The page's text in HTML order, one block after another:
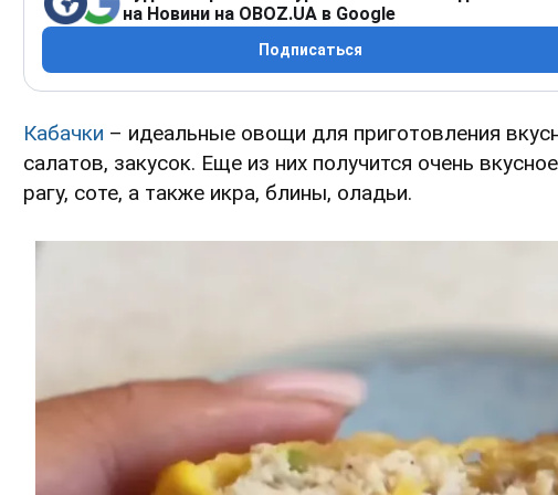
на Новини на OBOZ.UA в Google
Подписаться
Кабачки – идеальные овощи для приготовления
салатов, закусок. Еще из них получится очень вкусное
рагу, соте, а также икра, блины, оладьи.